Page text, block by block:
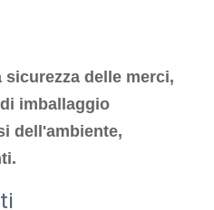
delle merci,
imballaggio
dell'ambiente,